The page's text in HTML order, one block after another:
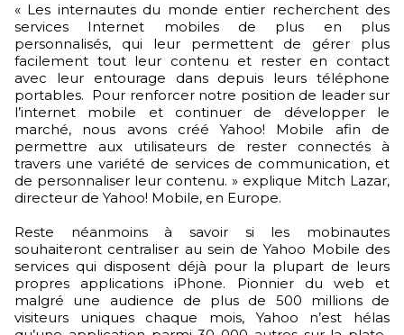
« Les internautes du monde entier recherchent des
services Internet mobiles de plus en plus
personnalisés, qui leur permettent de gérer plus
facilement tout leur contenu et rester en contact
avec leur entourage dans depuis leurs téléphone
portables. Pour renforcer notre position de leader sur
l’internet mobile et continuer de développer le
marché, nous avons créé Yahoo! Mobile afin de
permettre aux utilisateurs de rester connectés à
travers une variété de services de communication, et
de personnaliser leur contenu. » explique Mitch Lazar,
directeur de Yahoo! Mobile, en Europe.
Reste néanmoins à savoir si les mobinautes
souhaiteront centraliser au sein de Yahoo Mobile des
services qui disposent déjà pour la plupart de leurs
propres applications iPhone. Pionnier du web et
malgré une audience de plus de 500 millions de
visiteurs uniques chaque mois, Yahoo n’est hélas